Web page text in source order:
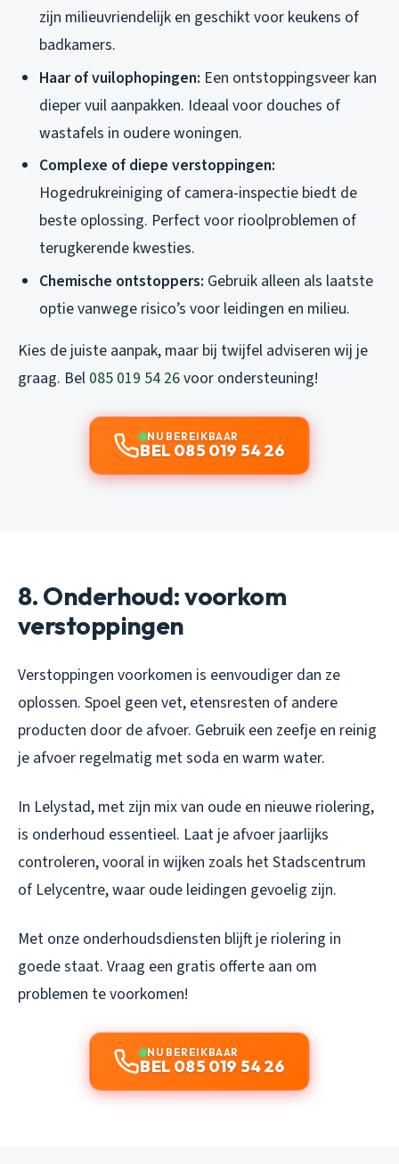
zijn milieuvriendelijk en geschikt voor keukens of
badkamers.
Haar of vuilophopingen: Een ontstoppingsveer kan
dieper vuil aanpakken. Ideaal voor douches of
wastafels in oudere woningen.
Complexe of diepe verstoppingen:
Hogedrukreiniging of camera-inspectie biedt de
beste oplossing. Perfect voor rioolproblemen of
terugkerende kwesties.
Chemische ontstoppers: Gebruik alleen als laatste
optie vanwege risico’s voor leidingen en milieu.
Kies de juiste aanpak, maar bij twijfel adviseren wij je
graag. Bel 085 019 54 26voor ondersteuning!
NU BEREIKBAAR
BEL 085 019 54 26
8. Onderhoud: voorkom
verstoppingen
Verstoppingen voorkomen is eenvoudiger dan ze
oplossen. Spoel geen vet, etensresten of andere
producten door de afvoer. Gebruik een zeefje en reinig
je afvoer regelmatig met soda en warm water.
In Lelystad, met zijn mix van oude en nieuwe riolering,
is onderhoud essentieel. Laat je afvoer jaarlijks
controleren, vooral in wijken zoals het Stadscentrum
of Lelycentre, waar oude leidingen gevoelig zijn.
Met onze onderhoudsdiensten blijft je riolering in
goede staat. Vraag een gratis offerte aan om
problemen te voorkomen!
NU BEREIKBAAR
BEL 085 019 54 26